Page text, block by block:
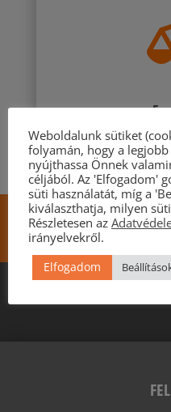
Az időnk
feladatokkal,
Személyre,
Weboldalunk sütiket
folyamán, hogy a
nyújthassa Önnek
céljából. Az 'Elfogadom'
süti használatát, míg a
kiválaszthatja, milyen
Részletesen az
irányelvekről.
Elfogadom